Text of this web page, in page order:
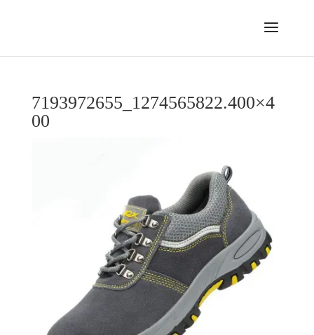
7193972655_1274565822.400×4
00